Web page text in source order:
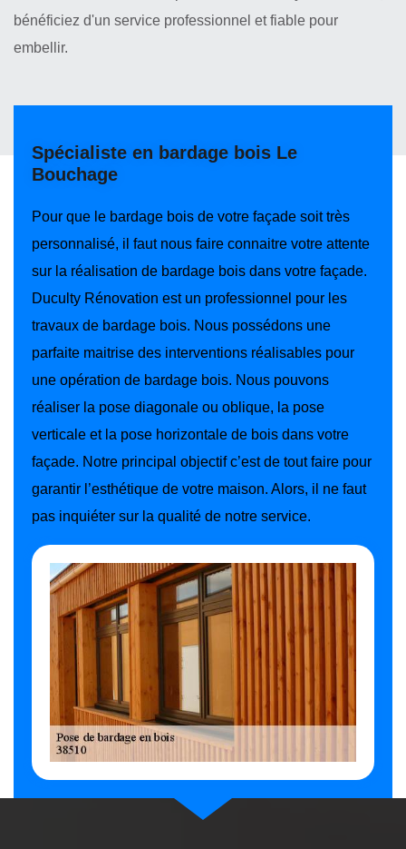
bénéficiez d'un service professionnel et fiable pour
embellir.
Spécialiste en bardage bois Le
Bouchage
Pour que le bardage bois de votre façade soit très
personnalisé, il faut nous faire connaitre votre attente
sur la réalisation de bardage bois dans votre façade.
Duculty Rénovation est un professionnel pour les
travaux de bardage bois. Nous possédons une
parfaite maitrise des interventions réalisables pour
une opération de bardage bois. Nous pouvons
réaliser la pose diagonale ou oblique, la pose
verticale et la pose horizontale de bois dans votre
façade. Notre principal objectif c’est de tout faire pour
garantir l’esthétique de votre maison. Alors, il ne faut
pas inquiéter sur la qualité de notre service.